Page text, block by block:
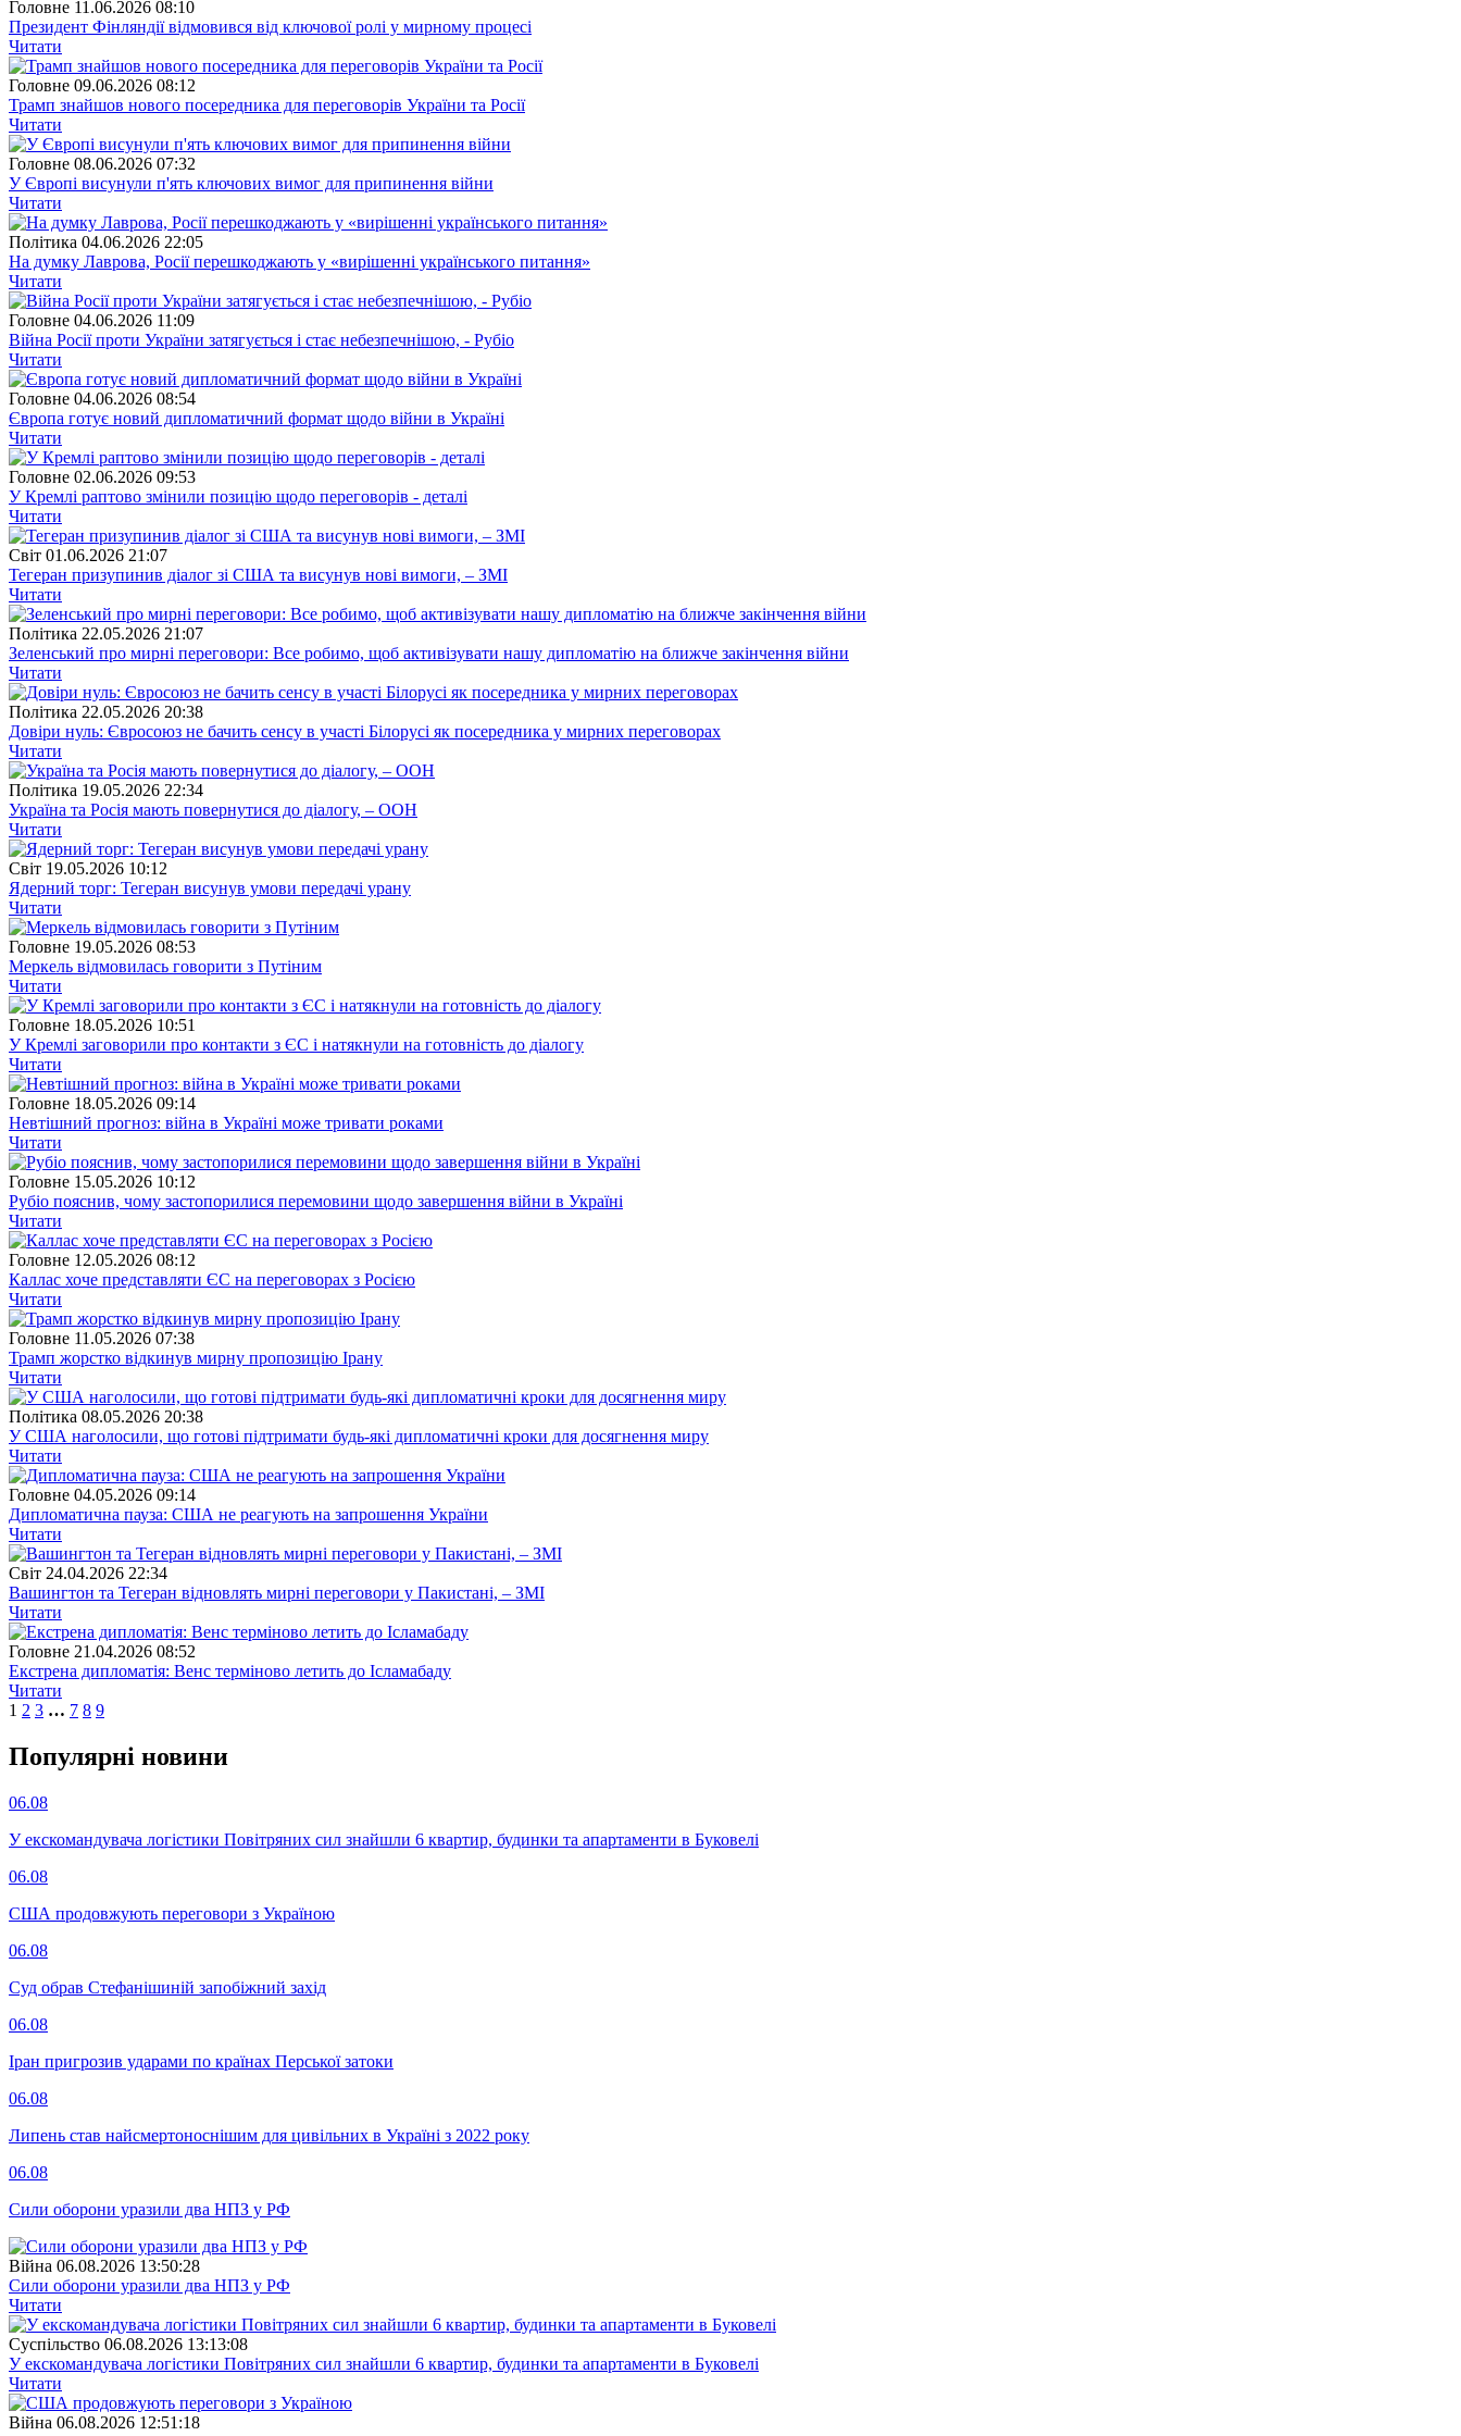
Головне 11.06.2026 08:10
Президент Фінляндії відмовився від ключової ролі у мирному процесі
Читати
Головне 09.06.2026 08:12
Трамп знайшов нового посередника для переговорів України та Росії
Читати
Головне 08.06.2026 07:32
У Європі висунули п'ять ключових вимог для припинення війни
Читати
Полiтика 04.06.2026 22:05
На думку Лаврова, Росії перешкоджають у «вирішенні українського питання»
Читати
Головне 04.06.2026 11:09
Війна Росії проти України затягується і стає небезпечнішою, - Рубіо
Читати
Головне 04.06.2026 08:54
Європа готує новий дипломатичний формат щодо війни в Україні
Читати
Головне 02.06.2026 09:53
У Кремлі раптово змінили позицію щодо переговорів - деталі
Читати
Свiт 01.06.2026 21:07
Тегеран призупинив діалог зі США та висунув нові вимоги, – ЗМІ
Читати
Полiтика 22.05.2026 21:07
Зеленський про мирні переговори: Все робимо, щоб активізувати нашу дипломатію на ближче закінчення війни
Читати
Полiтика 22.05.2026 20:38
Довіри нуль: Євросоюз не бачить сенсу в участі Білорусі як посередника у мирних переговорах
Читати
Полiтика 19.05.2026 22:34
Україна та Росія мають повернутися до діалогу, – ООН
Читати
Свiт 19.05.2026 10:12
Ядерний торг: Тегеран висунув умови передачі урану
Читати
Головне 19.05.2026 08:53
Меркель відмовилась говорити з Путіним
Читати
Головне 18.05.2026 10:51
У Кремлі заговорили про контакти з ЄС і натякнули на готовність до діалогу
Читати
Головне 18.05.2026 09:14
Невтішний прогноз: війна в Україні може тривати роками
Читати
Головне 15.05.2026 10:12
Рубіо пояснив, чому застопорилися перемовини щодо завершення війни в Україні
Читати
Головне 12.05.2026 08:12
Каллас хоче представляти ЄС на переговорах з Росією
Читати
Головне 11.05.2026 07:38
Трамп жорстко відкинув мирну пропозицію Ірану
Читати
Полiтика 08.05.2026 20:38
У США наголосили, що готові підтримати будь-які дипломатичні кроки для досягнення миру
Читати
Головне 04.05.2026 09:14
Дипломатична пауза: США не реагують на запрошення України
Читати
Свiт 24.04.2026 22:34
Вашингтон та Тегеран відновлять мирні переговори у Пакистані, – ЗМІ
Читати
Головне 21.04.2026 08:52
Екстрена дипломатія: Венс терміново летить до Ісламабаду
Читати
1 2 3 … 7 8 9
Популярнi новини
06.08
У екскомандувача логістики Повітряних сил знайшли 6 квартир, будинки та апартаменти в Буковелі
06.08
США продовжують переговори з Україною
06.08
Суд обрав Стефанішиній запобіжний захід
06.08
Іран пригрозив ударами по країнах Перської затоки
06.08
Липень став найсмертоноснішим для цивільних в Україні з 2022 року
06.08
Сили оборони уразили два НПЗ у РФ
Війна 06.08.2026 13:50:28
Сили оборони уразили два НПЗ у РФ
Читати
Суспiльство 06.08.2026 13:13:08
У екскомандувача логістики Повітряних сил знайшли 6 квартир, будинки та апартаменти в Буковелі
Читати
Війна 06.08.2026 12:51:18